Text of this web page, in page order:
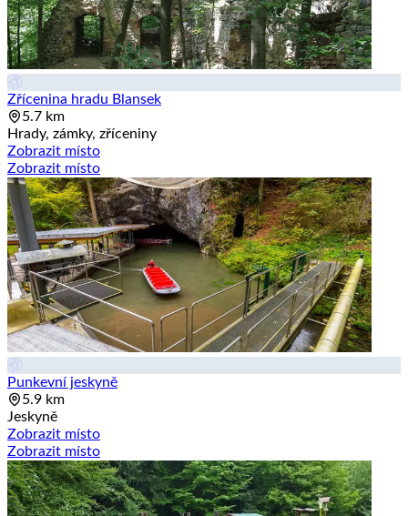
Zřícenina hradu Blansek
5.7 km
Hrady, zámky, zříceniny
Zobrazit místo
Zobrazit místo
Punkevní jeskyně
5.9 km
Jeskyně
Zobrazit místo
Zobrazit místo